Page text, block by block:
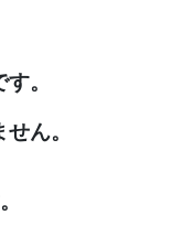
。
ん。